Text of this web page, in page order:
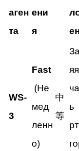
аген
та
ени
я
WS-
3
Fast
(Не
мед
ленн
о)
中
等
яя
ь